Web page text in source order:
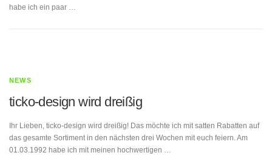
habe ich ein paar …
NEWS
ticko-design wird dreißig
Ihr Lieben, ticko-design wird dreißig! Das möchte ich mit satten Rabatten auf
das gesamte Sortiment in den nächsten drei Wochen mit euch feiern. Am
01.03.1992 habe ich mit meinen hochwertigen …